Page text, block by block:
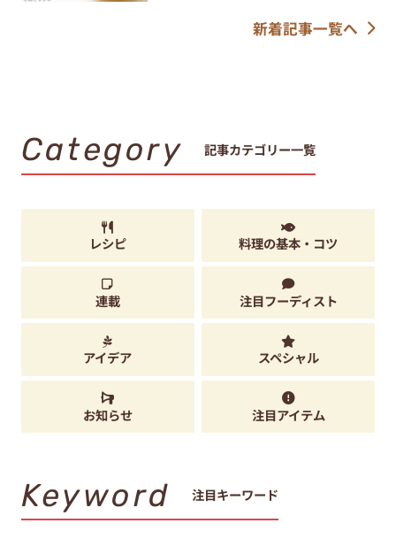
新着記事一覧へ
Category 記事カテゴリー一覧
レシピ 料理の基本・コツ
連載 注目フーディスト
アイデア スペシャル
お知らせ 注目アイテム
Keyword 注目キーワード